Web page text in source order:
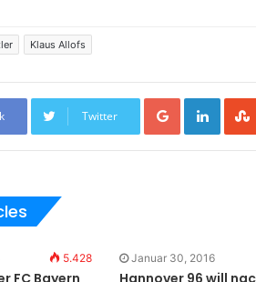
Klaus Allofs
Twitter
Google+ LinkedIn
5.428 Januar 30, 2016